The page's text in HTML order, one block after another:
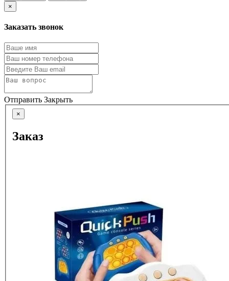
×
Заказать звонок
Отправить Закрыть
×
Заказ